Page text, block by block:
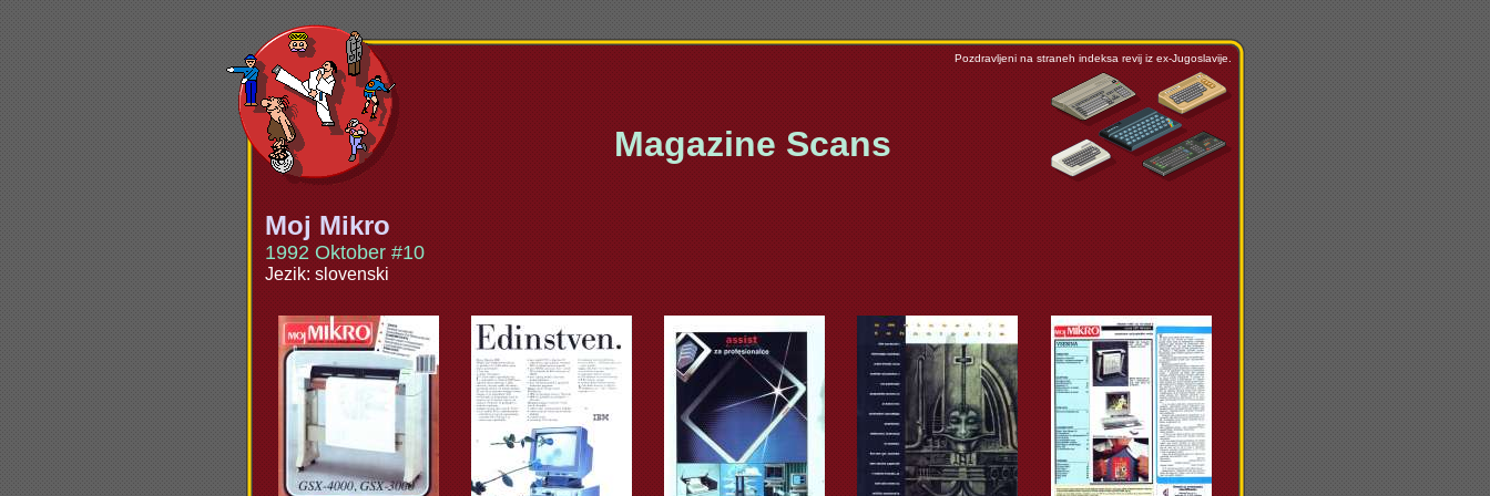
Pozdravljeni na straneh indeksa revij iz ex-Jugoslavije.
Magazine Scans
Moj Mikro
1992 Oktober #10
Jezik: slovenski